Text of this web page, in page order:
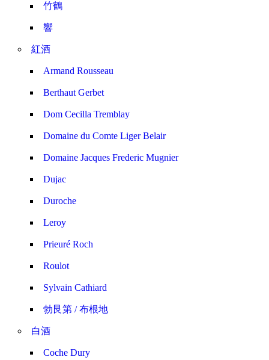
竹鶴
響
紅酒
Armand Rousseau
Berthaut Gerbet
Dom Cecilla Tremblay
Domaine du Comte Liger Belair
Domaine Jacques Frederic Mugnier
Dujac
Duroche
Leroy
Prieuré Roch
Roulot
Sylvain Cathiard
勃艮第 / 布根地
白酒
Coche Dury